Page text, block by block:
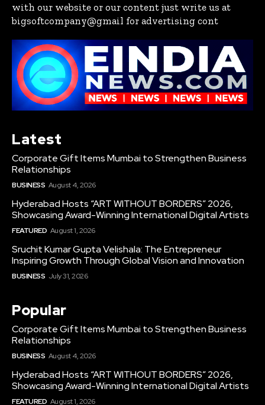
with our website or our content just write us at
bigsoftcompany@gmail for advertising cont
Latest
Corporate Gift Items Mumbai to Strengthen Business
Relationships
BUSINESS August 4, 2026
Hyderabad Hosts “ART WITHOUT BORDERS” 2026,
Showcasing Award-Winning International Digital Artists
FEATURED August 1, 2026
Sruchit Kumar Gupta Velishala: The Entrepreneur
Inspiring Growth Through Global Vision and Innovation
BUSINESS July 31, 2026
Popular
Corporate Gift Items Mumbai to Strengthen Business
Relationships
BUSINESS August 4, 2026
Hyderabad Hosts “ART WITHOUT BORDERS” 2026,
Showcasing Award-Winning International Digital Artists
FEATURED August 1, 2026